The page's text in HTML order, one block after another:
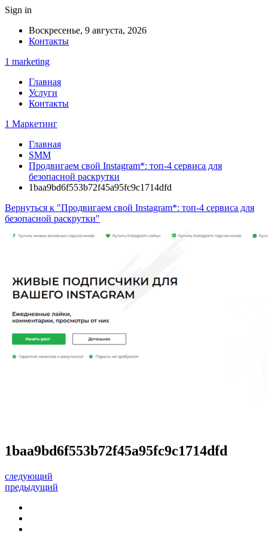
Sign in
Воскресенье, 9 августа, 2026
Контакты
1 marketing
Главная
Услуги
Контакты
1 Маркетинг
Главная
SMM
Продвигаем свой Instagram*: топ-4 сервиса для
безопасной раскрутки
1baa9bd6f553b72f45a95fc9c1714dfd
Вернуться к "Продвигаем свой Instagram*: топ-4 сервиса для
безопасной раскрутки"
1baa9bd6f553b72f45a95fc9c1714dfd
следующий
предыдущий